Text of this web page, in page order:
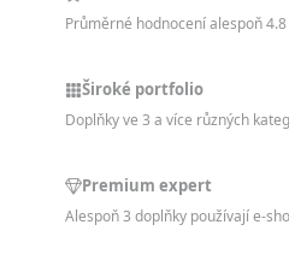
Průměrné hodnocení alespoň
Široké portfolio
Doplňky ve 3 a více různých
Premium expert
Alespoň 3 doplňky používají e-